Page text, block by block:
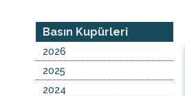
Basın Kupürleri
2026
2025
2024